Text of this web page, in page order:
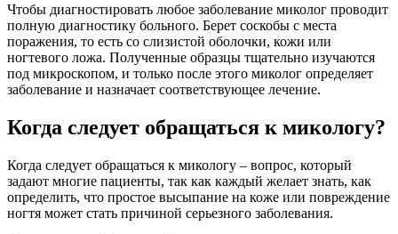
Чтобы диагностировать любое заболевание миколог проводит
полную диагностику больного. Берет соскобы с места
поражения, то есть со слизистой оболочки, кожи или
ногтевого ложа. Полученные образцы тщательно изучаются
под микроскопом, и только после этого миколог определяет
заболевание и назначает соответствующее лечение.
Когда следует обращаться к микологу?
Когда следует обращаться к микологу – вопрос, который
задают многие пациенты, так как каждый желает знать, как
определить, что простое высыпание на коже или повреждение
ногтя может стать причиной серьезного заболевания.